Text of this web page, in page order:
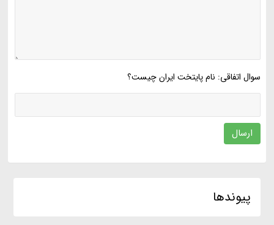
سوال اتفاقی: نام پایتخت ایران چیست؟
ارسال
پیوندها